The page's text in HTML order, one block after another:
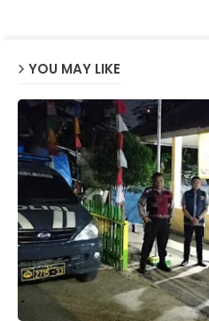
YOU MAY LIKE